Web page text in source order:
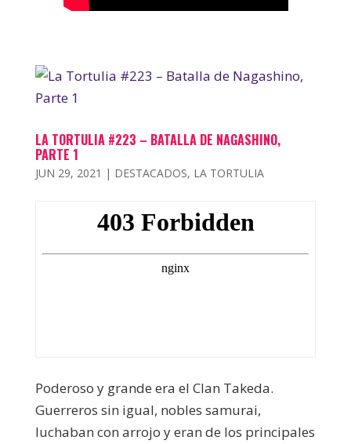
LA TORTULIA #223 – BATALLA DE NAGASHINO,
PARTE 1
JUN 29, 2021 | DESTACADOS, LA TORTULIA
Poderoso y grande era el Clan Takeda.
Guerreros sin igual, nobles samurai,
luchaban con arrojo y eran de los principales